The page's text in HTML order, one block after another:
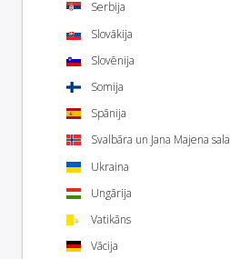
Serbija
Slovākija
Slovēnija
Somija
Spānija
Svalbāra un Jana Majena sala
Ukraina
Ungārija
Vatikāns
Vācija